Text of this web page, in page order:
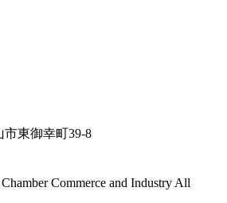
市東御幸町39-8
Commerce and Industry All